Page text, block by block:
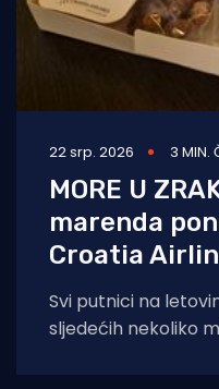
22 srp. 2026 3 MIN.
MORE U
marenda
Croatia
Svi putnici na
sljedećih nekoliko